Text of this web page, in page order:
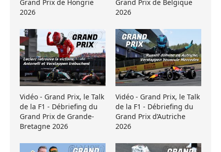
Grand Prix de Hongrie
2026
Grand Prix de Belgique
2026
Vidéo - Grand Prix, le Talk
de la F1 - Débriefing du
Grand Prix de Grande-
Bretagne 2026
Vidéo - Grand Prix, le Talk
de la F1 - Débriefing du
Grand Prix d’Autriche
2026